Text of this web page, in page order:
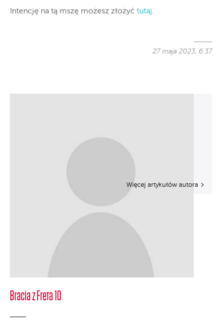
Intencję na tą mszę możesz złożyć tutaj.
27 maja 2023, 6:37
Bracia z Freta 10
Więcej artykułów autora